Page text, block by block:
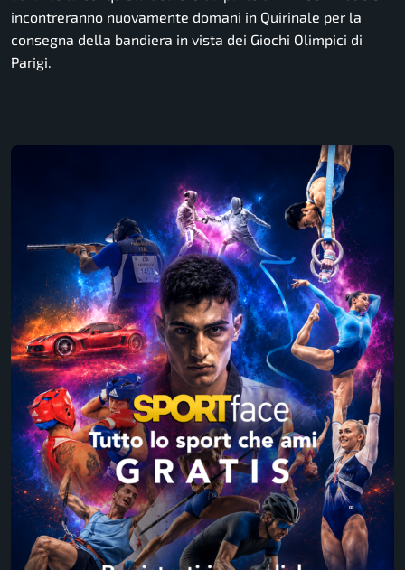
incontreranno nuovamente domani in Quirinale per la
consegna della bandiera in vista dei Giochi Olimpici di
Parigi.